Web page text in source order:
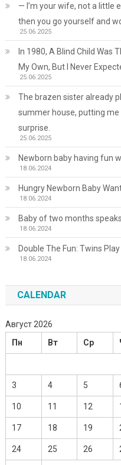
— I’m your wife, not a little
then you go yourself and
25.06.2025
In 1980, A Blind Child Was
My Own, But I Never
25.06.2025
The brazen sister already
summer house, putting
surprise.
25.06.2025
Newborn baby having fun
18.06.2024
Hungry Newborn Baby
18.06.2024
Baby of two months
18.06.2024
Double The Fun: Twins
18.06.2024
CALENDAR
Август 2026
Пн
Вт Ср
3 4 5
10 11 12
17 18 19
24 25 26